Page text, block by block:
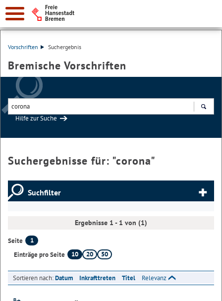
Vorschriften Suchergebnis
Bremische Vorschriften
Hilfe zur Suche
Suchergebnisse für: "corona"
Suchfilter
Ergebnisse 1 - 1 von (1)
Seite
1
Einträge pro Seite
10 20 50
Sortieren nach:Datum Inkrafttreten Titel Relevanz